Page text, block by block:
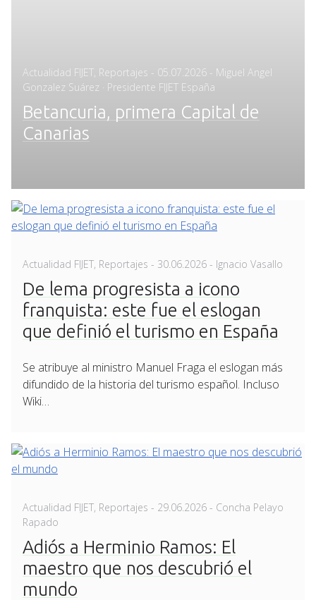
Actualidad FIJET Reportajes - Posted
on
05.07.2026 - Miguel Angel
Gonzalez Suárez · Presidente FIJET España
Betancuria, primera Capital de
Canarias
Actualidad FIJET, Reportajes - Posted
30.06.2026 - Ignacio Vasallo
De lema progresista a icono
franquista: este fue el eslogan
que definió el turismo en España
Se atribuye al ministro Manuel Fraga el eslogan más
difundido de la historia del turismo español. Incluso
Wiki…
Actualidad FIJET, Reportajes - Posted
29.06.2026 - Concha Pelayo
Rapado
Adiós a Herminio Ramos: El
maestro que nos descubrió el
mundo